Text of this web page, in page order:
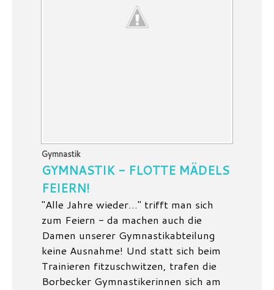
Gymnastik
GYMNASTIK - FLOTTE MÄDELS
FEIERN!
"Alle Jahre wieder..." trifft man sich
zum Feiern - da machen auch die
Damen unserer Gymnastikabteilung
keine Ausnahme! Und statt sich beim
Trainieren fitzuschwitzen, trafen die
Borbecker Gymnastikerinnen sich am